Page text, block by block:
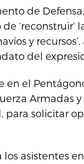
de
‘reconstruir’
y
del
en el
Armadas
para solicitar
asistentes